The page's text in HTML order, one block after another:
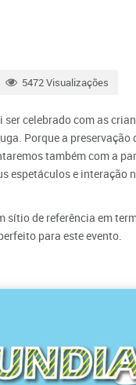
5472 Visualizações
celebrado com as
Porque a
também com a
espetáculos e interação
sítio de referência em
para este evento.